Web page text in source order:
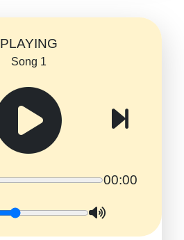
PLAYING
Song 1
00:00